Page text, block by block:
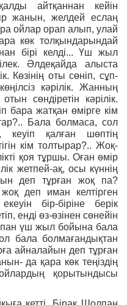
айтқаннан кейін
жанын, желдей еслаң
ойлар орап алып, улай
көк толқындарындай
бірі келді... Үш жыл
Әлдеқайда алыста
Көзінің оты сөніп, сұп-
кәрілік. Жанның
сөндіретін кәрілік.
бара жатқан өмірге кім
Бала болмаса, сол
кеуіп қалған шөптің
кім толтырар?.. Жоқ-
қоя тұршы. Оған өмір
жетпей-ақ, осы күннің
деп тұрған жоқ па?
деп иман келтірген
бір-біріне берік
енді өз-өзінен сөнейін
үш жыл бойына бала
бала болмағандықтан
айналайын деп тұрған
да қара көк теңіздің
қорытындысы